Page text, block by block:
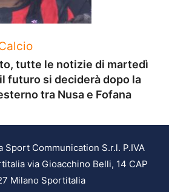
tutte le notizie di martedì
futuro si deciderà dopo la
tra Nusa e Fofana
Sport Communication S.r.l. P.IVA
via Gioacchino Belli, 14 CAP
Milano Sportitalia